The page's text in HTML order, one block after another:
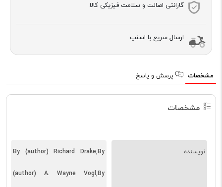
گارانتی اصالت و سلامت فیزیکی کالا
ارسال سریع با اسنپ
مشخصات پرسش و پاسخ
مشخصات
نویسنده By (author) Richard Drake,By
(author) A. Wayne Vogl,By